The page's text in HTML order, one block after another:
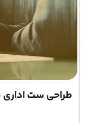
طراحی ست اداری